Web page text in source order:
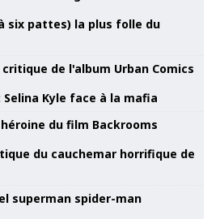
six pattes) la plus folle du
Selina Kyle face à la mafia
du cauchemar horrifique de